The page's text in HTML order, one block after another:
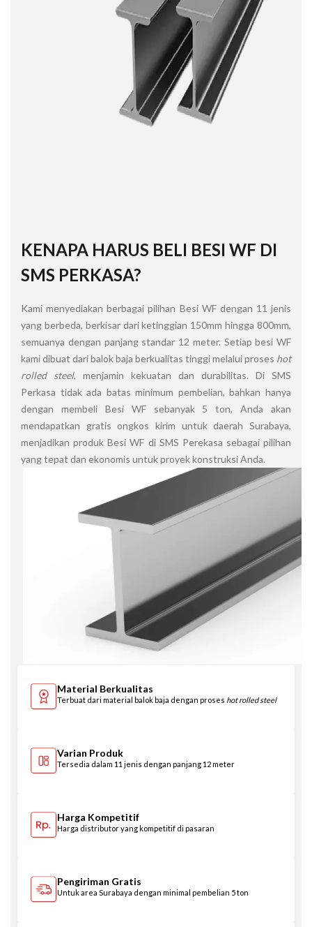
KENAPA HARUS BELI BESI WF DI
SMS PERKASA?
Kami menyediakan berbagai pilihan Besi WF dengan 11 jenis
yang berbeda, berkisar dari ketinggian 150mm hingga 800mm,
semuanya dengan panjang standar 12 meter. Setiap besi WF
kami dibuat dari balok baja berkualitas tinggi melalui proses hot
rolled steel, menjamin kekuatan dan durabilitas. Di SMS
Perkasa tidak ada batas minimum pembelian, bahkan hanya
dengan membeli Besi WF sebanyak 5 ton, Anda akan
mendapatkan gratis ongkos kirim untuk daerah Surabaya,
menjadikan produk Besi WF di SMS Perekasa sebagai pilihan
yang tepat dan ekonomis untuk proyek konstruksi Anda.
Material Berkualitas
Terbuat dari material balok baja dengan proses hot rolled steel
Varian Produk
Tersedia dalam 11 jenis dengan panjang 12 meter
Harga Kompetitif
Harga distributor yang kompetitif di pasaran
Pengiriman Gratis
Untuk area Surabaya dengan minimal pembelian 5 ton